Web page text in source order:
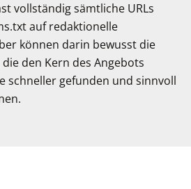
vollständig sämtliche URLs
auf redaktionelle
können darin bewusst die
den Kern des Angebots
schneller gefunden und sinnvoll